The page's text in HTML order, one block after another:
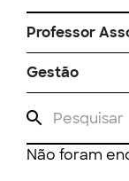
Professor
Gestão
Não foram